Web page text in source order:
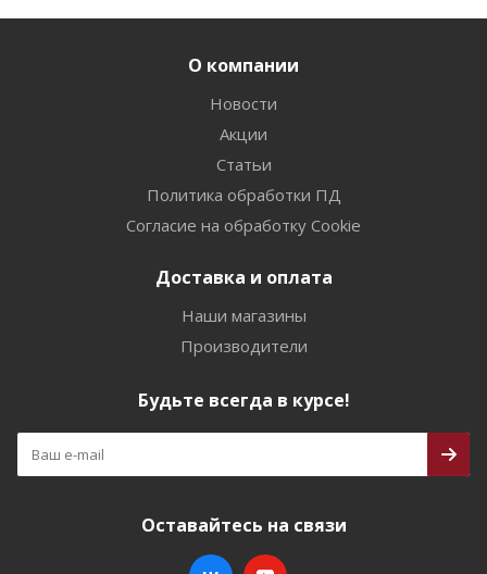
О компании
Новости
Акции
Статьи
Политика обработки ПД
Согласие на обработку Cookie
Доставка и оплата
Наши магазины
Производители
Будьте всегда в курсе!
Оставайтесь на связи